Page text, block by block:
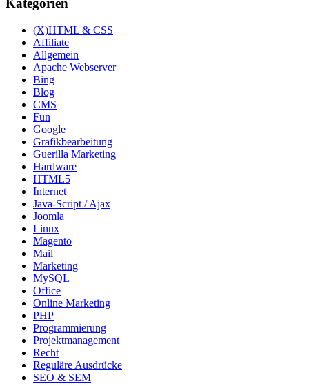
Kategorien
(X)HTML & CSS
Affiliate
Allgemein
Apache Webserver
Bing
Blog
CMS
Fun
Google
Grafikbearbeitung
Guerilla Marketing
Hardware
HTML5
Internet
Java-Script / Ajax
Joomla
Linux
Magento
Mail
Marketing
MySQL
Office
Online Marketing
PHP
Programmierung
Projektmanagement
Recht
Reguläre Ausdrücke
SEO & SEM